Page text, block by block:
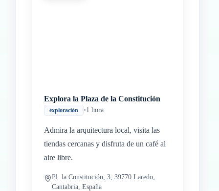
Explora la Plaza de la Constitución
exploración •1 hora
Admira la arquitectura local, visita las
tiendas cercanas y disfruta de un café al
aire libre.
Pl. la Constitución, 3, 39770 Laredo,
Cantabria, España